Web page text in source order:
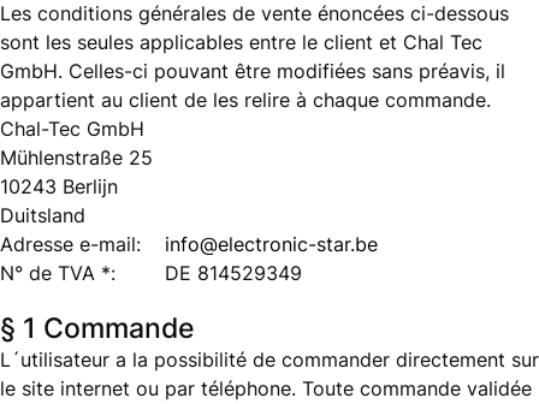
Les conditions générales de vente énoncées ci-dessous
sont les seules applicables entre le client et Chal Tec
GmbH. Celles-ci pouvant être modifiées sans préavis, il
appartient au client de les relire à chaque commande.
Chal-Tec GmbH
Mühlenstraße 25
10243 Berlijn
Duitsland
Adresse e-mail:
info@electronic-star.be
N° de TVA *:
DE 814529349
§ 1 Commande
L´utilisateur a la possibilité de commander directement sur
le site internet ou par téléphone. Toute commande validée